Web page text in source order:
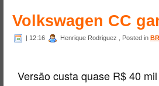
Volkswagen CC
| 12:16 Henrique Rodriguez , Posted in
Versão custa quase R$ 40